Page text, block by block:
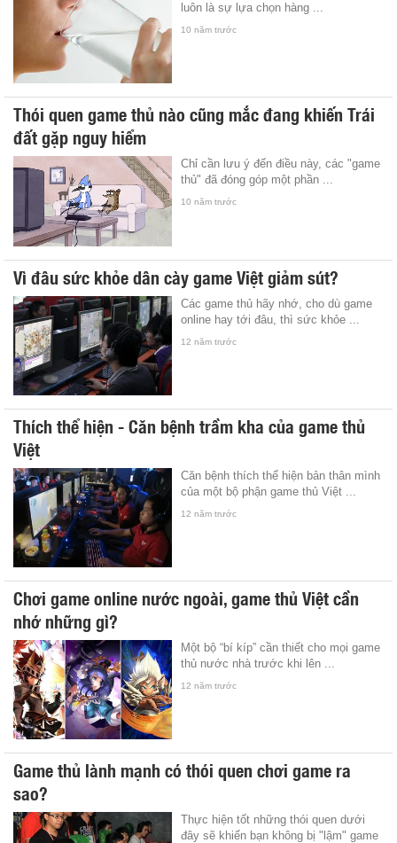
luôn là sự lựa chọn hàng ...
10 năm trước
Thói quen game thủ nào cũng mắc đang khiến Trái
đất gặp nguy hiểm
Chỉ cần lưu ý đến điều này, các "game
thủ" đã đóng góp một phần ...
10 năm trước
Vì đâu sức khỏe dân cày game Việt giảm sút?
Các game thủ hãy nhớ, cho dù game
online hay tới đâu, thì sức khỏe ...
12 năm trước
Thích thể hiện - Căn bệnh trầm kha của game thủ
Việt
Căn bệnh thích thể hiện bản thân mình
của một bộ phận game thủ Việt ...
12 năm trước
Chơi game online nước ngoài, game thủ Việt cần
nhớ những gì?
Một bộ “bí kíp” cần thiết cho mọi game
thủ nước nhà trước khi lên ...
12 năm trước
Game thủ lành mạnh có thói quen chơi game ra
sao?
Thực hiện tốt những thói quen dưới
đây sẽ khiến bạn không bị "lậm" game